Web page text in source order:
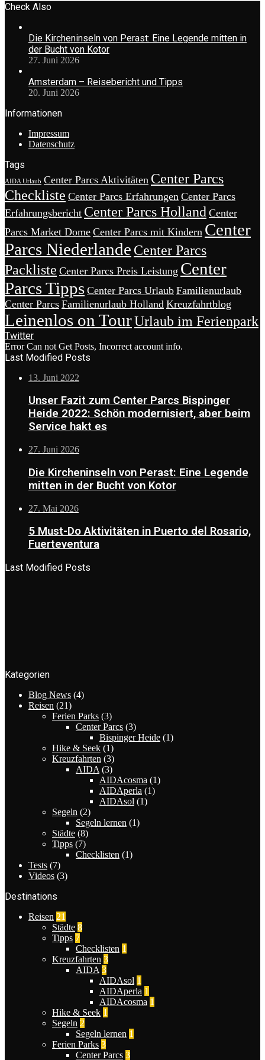
Check Also
Die Kircheninseln von Perast: Eine Legende mitten in
der Bucht von Kotor
27. Juni 2026
Amsterdam – Reisebericht und Tipps
20. Juni 2026
Informationen
Impressum
Datenschutz
Tags
AIDA Urlaub Center Parcs Aktivitäten Center Parcs
Checkliste Center Parcs Erfahrungen Center Parcs
Erfahrungsbericht Center Parcs Holland Center
Parcs Market Dome Center Parcs mit Kindern Center
Parcs Niederlande Center Parcs
Packliste Center Parcs Preis Leistung Center
Parcs Tipps Center Parcs Urlaub Familienurlaub
Center Parcs Familienurlaub Holland Kreuzfahrtblog
Leinenlos on TourUrlaub im Ferienpark
Twitter
Error Can not Get Posts, Incorrect account info.
Last Modified Posts
13. Juni 2022
Unser Fazit zum Center Parcs Bispinger
Heide 2022: Schön modernisiert, aber beim
Service hakt es
27. Juni 2026
Die Kircheninseln von Perast: Eine Legende
mitten in der Bucht von Kotor
27. Mai 2026
5 Must-Do Aktivitäten in Puerto del Rosario,
Fuerteventura
Last Modified Posts
Kategorien
Blog News (4)
Reisen (21)
Ferien Parks (3)
Center Parcs (3)
Bispinger Heide (1)
Hike & Seek (1)
Kreuzfahrten (3)
AIDA (3)
AIDAcosma (1)
AIDAperla (1)
AIDAsol (1)
Segeln (2)
Segeln lernen (1)
Städte (8)
Tipps (7)
Checklisten (1)
Tests (7)
Videos (3)
Destinations
Reisen 21
Städte 8
Tipps 7
Checklisten 1
Kreuzfahrten 3
AIDA 3
AIDAsol 1
AIDAperla 1
AIDAcosma 1
Hike & Seek 1
Segeln 2
Segeln lernen 1
Ferien Parks 3
Center Parcs 3